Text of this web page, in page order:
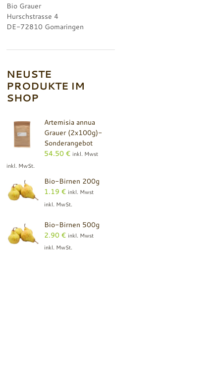
Bio Grauer
Hurschstrasse 4
DE-72810 Gomaringen
NEUSTE
PRODUKTE IM
SHOP
Artemisia annua
Grauer (2x100g)-
Sonderangebot
54.50€ inkl. Mwst
inkl. MwSt.
Bio-Birnen 200g
1.19€ inkl. Mwst
inkl. MwSt.
Bio-Birnen 500g
2.90€ inkl. Mwst
inkl. MwSt.